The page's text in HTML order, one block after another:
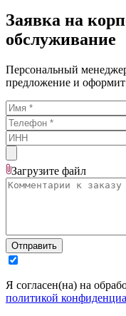
Заявка на
обслуживание
Персональный
предложение и
Загрузите файл
Отправить
Я согласен(на) на
политикой